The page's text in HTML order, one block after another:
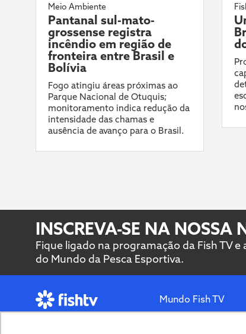
Meio Ambiente
Pantanal sul-mato-
grossense registra
incêndio em região de
fronteira entre Brasil e
Bolívia
Fogo atingiu áreas próximas ao
Parque Nacional de Otuquis;
monitoramento indica redução da
intensidade das chamas e
ausência de avanço para o Brasil.
INSCREVA-SE NA NOSSA
Fique ligado na programação da Fish TV
do Mundo da Pesca Esportiva.
Mundo Fish TV